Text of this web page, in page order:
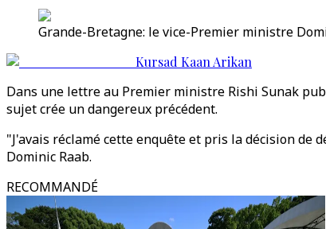
Grande-Bretagne: le vice-Premier ministre
Kursad Kaan Arikan
Dans une lettre au Premier ministre Rishi Sunak
sujet crée un dangereux précédent.
"J'avais réclamé cette enquête et pris la décision
Dominic Raab.
RECOMMANDÉ